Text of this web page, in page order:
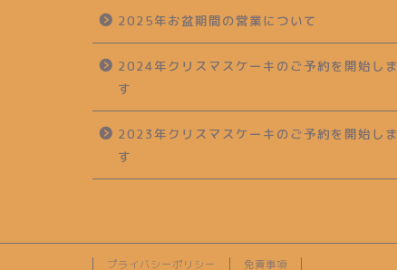
2025年お盆期間の営業について
2024年クリスマスケーキのご予約を開始しま
す
2023年クリスマスケーキのご予約を開始しま
す
プライバシーポリシー 免責事項